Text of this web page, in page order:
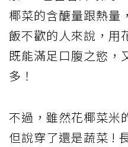
椰菜的含醣量跟熱量
飯不歡的人來說，用
既能滿足口腹之慾，
多！
不過，雖然花椰菜米
但說穿了還是蔬菜 !